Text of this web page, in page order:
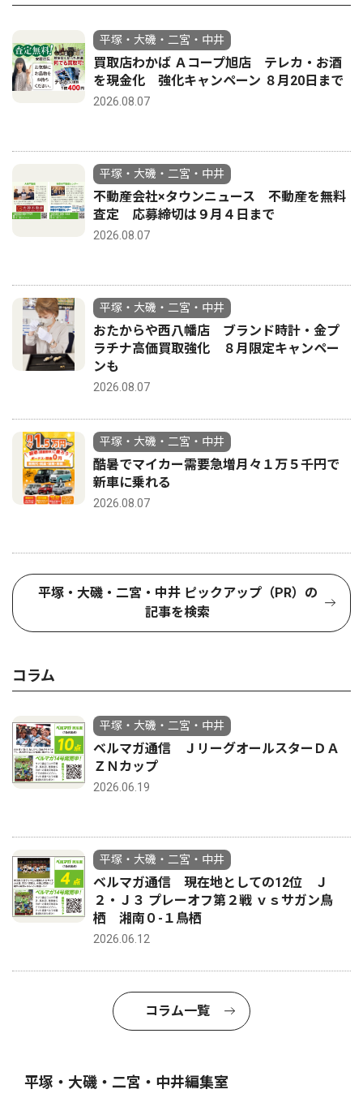
平塚・大磯・二宮・中井
買取店わかば Ａコープ旭店 テレカ・お酒
を現金化 強化キャンペーン ８月20日まで
2026.08.07
平塚・大磯・二宮・中井
不動産会社×タウンニュース 不動産を無料
査定 応募締切は９月４日まで
2026.08.07
平塚・大磯・二宮・中井
おたからや西八幡店 ブランド時計・金プ
ラチナ高価買取強化 ８月限定キャンペー
ンも
2026.08.07
平塚・大磯・二宮・中井
酷暑でマイカー需要急増月々１万５千円で
新車に乗れる
2026.08.07
平塚・大磯・二宮・中井 ピックアップ（PR）の
記事を検索
コラム
平塚・大磯・二宮・中井
ベルマガ通信 ＪリーグオールスターＤＡ
ＺＮカップ
2026.06.19
平塚・大磯・二宮・中井
ベルマガ通信 現在地としての12位 Ｊ
２・Ｊ３ プレーオフ第２戦 ｖｓサガン鳥
栖 湘南０-１鳥栖
2026.06.12
コラム一覧
平塚・大磯・二宮・中井編集室